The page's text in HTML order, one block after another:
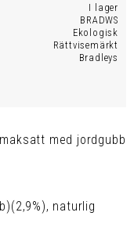
I lager
BRADWS
Ekologisk
Rättvisemärkt
Bradleys
med jordgubb
naturlig